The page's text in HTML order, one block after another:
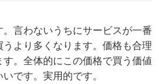
言わないうちにサービスが一番
より多くなります。価格も合理
。全体的にこの価格で買う価値
です。実用的です。